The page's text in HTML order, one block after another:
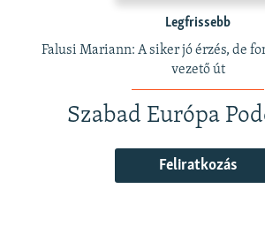
Legfrissebb
Falusi Mariann: A siker jó érzés, de
vezető út
Szabad Európa
Feliratkozás